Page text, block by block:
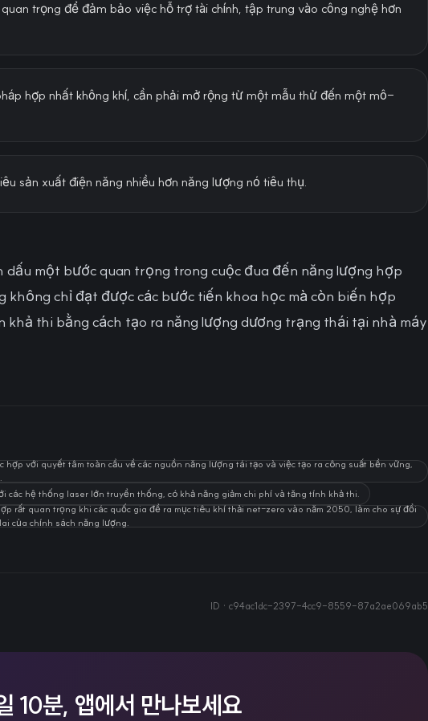
trọng để đảm bảo việc hỗ trợ tài chính, tập trung vào công nghệ hơn
hợp nhất không khí, cần phải mở rộng từ một mẫu thử đến một mô-
sản xuất điện năng nhiều hơn năng lượng nó tiêu thụ.
dấu một bước quan trọng trong cuộc đua đến năng lượng hợp
không chỉ đạt được các bước tiến khoa học mà còn biến hợp
thi bằng cách tạo ra năng lượng dương trạng thái tại nhà máy
với quyết tâm toàn cầu về các nguồn năng lượng tái tạo và việc tạo ra công suất bền vững,
các hệ thống laser lớn truyền thống, có khả năng giảm chi phí và tăng tính khả thi.
rất quan trọng khi các quốc gia đề ra mục tiêu khí thải net-zero vào năm 2050, làm cho sự đổi
của chính sách năng lượng.
ID · c94ac1dc-2397-4cc9-8559-87a2ae069ab5
10분, 앱에서 만나보세요